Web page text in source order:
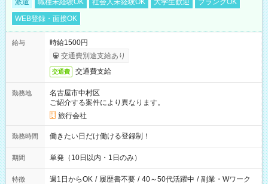
派遣 職種未経験OK 社会人未経験OK 大学生歓迎
ブランクOK
WEB登録・面接OK
給与
時給1500円
交通費別途支給あり
交通費 交通費支給
勤務地
名古屋市中村区
ご紹介する案件により異なります。
旅行会社
勤務時間 働きたい日だけ働ける登録制！
期間 単発（10日以内・1日のみ）
特徴 週1日からOK / 履歴書不要 / 40～50代活躍中 / 副業・Wワーク